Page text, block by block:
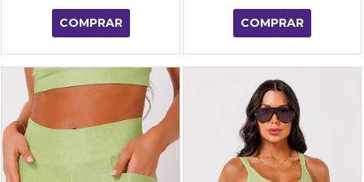
COMPRAR COMPRAR